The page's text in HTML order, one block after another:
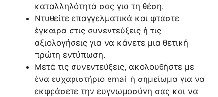
καταλληλότητά σας για τη θέση.
Ντυθείτε επαγγελματικά και φτάστε
έγκαιρα στις συνεντεύξεις ή τις
αξιολογήσεις για να κάνετε μια θετική
πρώτη εντύπωση.
Μετά τις συνεντεύξεις, ακολουθήστε με
ένα ευχαριστήριο email ή σημείωμα για να
εκφράσετε την ευγνωμοσύνη σας και να